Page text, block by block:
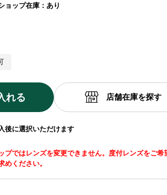
後に選択いただけます
ョップ在庫：あり
プではレンズを変更できません。度付レンズをご希
めください。
れる 店舗在庫を探す